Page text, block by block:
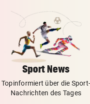
Sport News
Topinformiert über die Sport-
Nachrichten des Tages